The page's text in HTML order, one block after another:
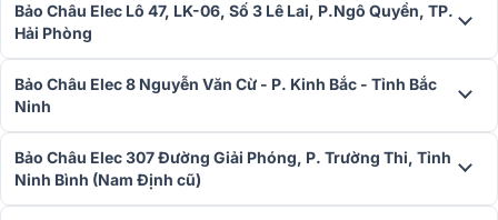
nghiệm người dùng với bố cục điều khiển khoa học và thân thiện.
Các nút chỉnh âm lượng, hiệu ứng, cùng màn hình hiển thị sắc nét
được sắp xếp rõ ràng, giúp người dùng dễ dàng thao tác, quan sát
và tùy chỉnh các thông số âm thanh một cách nhanh chóng và chính
xác.
Bảo Châu Elec Lô 47, LK-06, Số 3 Lê Lai, P.Ngô Quyền, TP.
Hải Phòng
Bảo Châu Elec 8 Nguyễn Văn Cừ - P. Kinh Bắc - Tỉnh Bắc
Ninh
Bảo Châu Elec 307 Đường Giải Phóng, P. Trường Thi, Tỉnh
Ninh Bình (Nam Định cũ)